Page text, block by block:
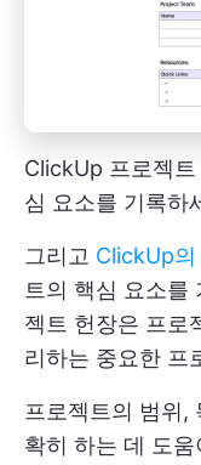
ClickUp 프로젝
심 요소를 기록하
그리고 ClickUp의
트의 핵심 요소를
젝트 헌장은 프로
리하는 중요한 프
프로젝트의 범위,
확히 하는 데 도